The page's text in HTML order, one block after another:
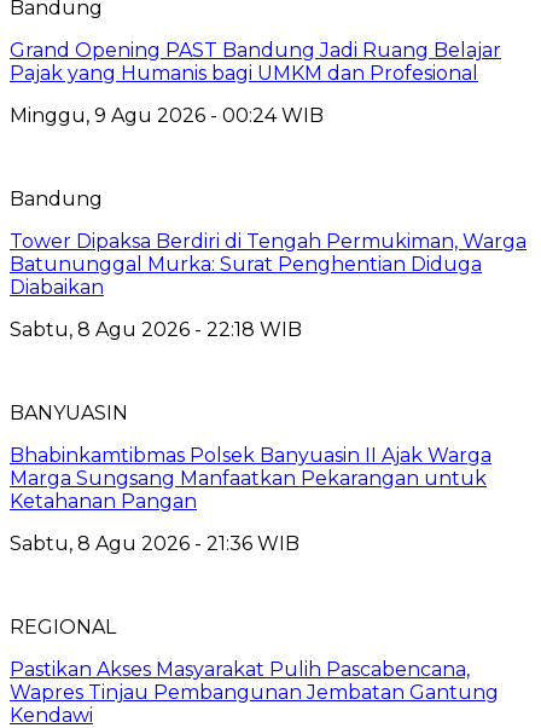
Bandung
Grand Opening PAST Bandung Jadi Ruang Belajar
Pajak yang Humanis bagi UMKM dan Profesional
Minggu, 9 Agu 2026 - 00:24 WIB
Bandung
Tower Dipaksa Berdiri di Tengah Permukiman, Warga
Batununggal Murka: Surat Penghentian Diduga
Diabaikan
Sabtu, 8 Agu 2026 - 22:18 WIB
BANYUASIN
Bhabinkamtibmas Polsek Banyuasin II Ajak Warga
Marga Sungsang Manfaatkan Pekarangan untuk
Ketahanan Pangan
Sabtu, 8 Agu 2026 - 21:36 WIB
REGIONAL
Pastikan Akses Masyarakat Pulih Pascabencana,
Wapres Tinjau Pembangunan Jembatan Gantung
Kendawi